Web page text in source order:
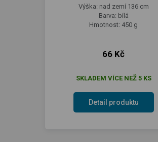
Výška: nad zemí 136 cm
Barva: bílá
Hmotnost: 450 g
66 Kč
SKLADEM VÍCE NEŽ 5 KS
Detail produktu